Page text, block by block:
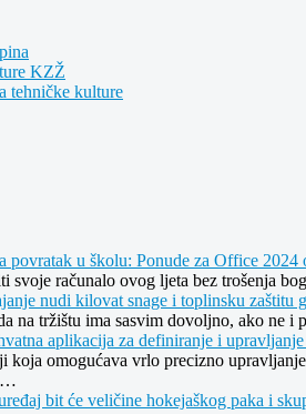
KZŽ
tehničke kulture
povratak u školu: Ponude za Office
svoje računalo ovog ljeta bez trošenja
nudi kilovat snage i toplinsku zaštitu
na tržištu ima sasvim dovoljno, ako ne i
aplikacija za definiranje i
koja omogućava vrlo precizno
bit će veličine hokejaškog paka i